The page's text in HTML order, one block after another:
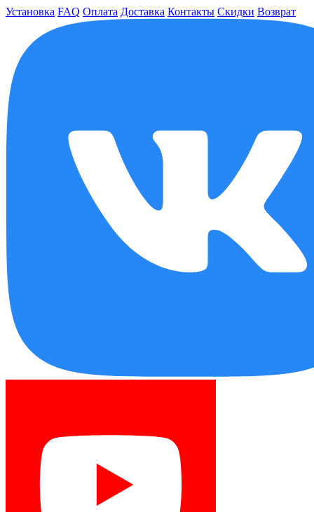
Установка FAQ Оплата Доставка Контакты Скидки Возврат